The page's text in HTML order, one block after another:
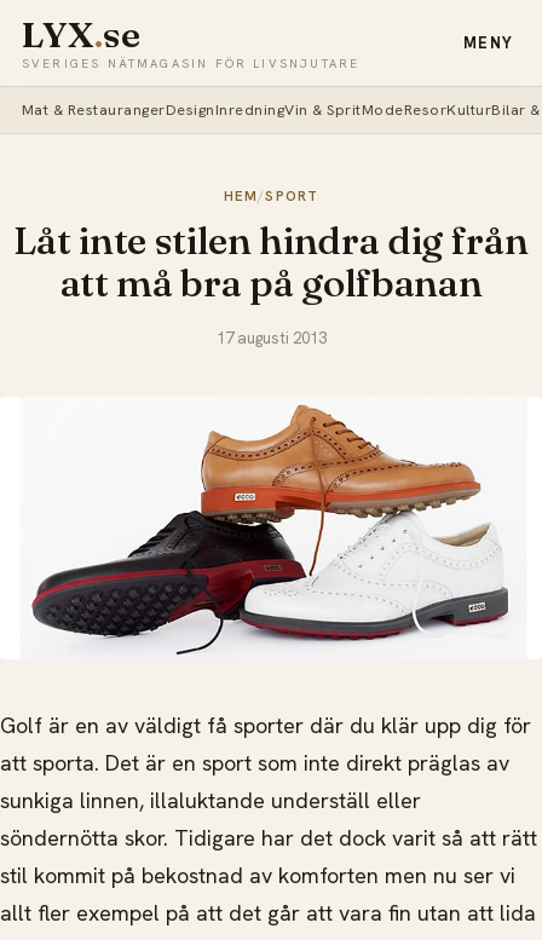
LYX.se
SVERIGES NÄTMAGASIN FÖR LIVSNJUTARE
MENY
Mat & RestaurangerDesignInredningVin & SpritModeResorKulturBilar
HEM/SPORT
Låt inte stilen hindra dig från
att må bra på golfbanan
17 augusti 2013
Golf är en av väldigt få sporter där du klär upp dig för
att sporta. Det är en sport som inte direkt präglas av
sunkiga linnen, illaluktande underställ eller
söndernötta skor. Tidigare har det dock varit så att rätt
stil kommit på bekostnad av komforten men nu ser vi
allt fler exempel på att det går att vara fin utan att lida